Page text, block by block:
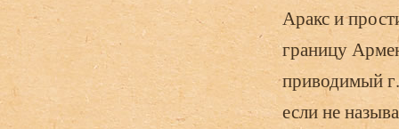
Аракс и
границу
приводимый
если не